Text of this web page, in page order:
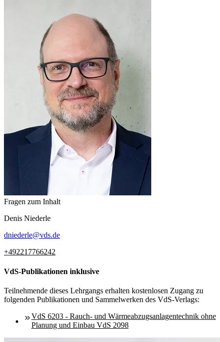
Fragen zum Inhalt
Denis Niederle
dniederle@vds.de
+492217766242
VdS-Publikationen inklusive
Teilnehmende dieses Lehrgangs erhalten kostenlosen Zugang zu
folgenden Publikationen und Sammelwerken des VdS-Verlags:
VdS 6203 - Rauch- und Wärmeabzugsanlagentechnik ohne
Planung und Einbau VdS 2098